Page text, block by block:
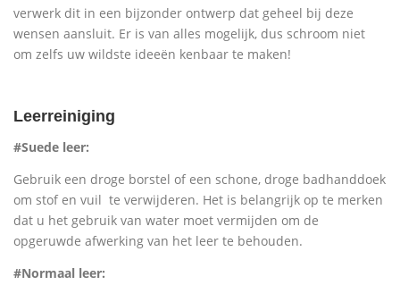
verwerk dit in een bijzonder ontwerp dat geheel bij deze
wensen aansluit. Er is van alles mogelijk, dus schroom niet
om zelfs uw wildste ideeën kenbaar te maken!
Leerreiniging
#Suede leer:
Gebruik een droge borstel of een schone, droge badhanddoek
om stof en vuil te verwijderen. Het is belangrijk op te merken
dat u het gebruik van water moet vermijden om de
opgeruwde afwerking van het leer te behouden.
#Normaal leer: